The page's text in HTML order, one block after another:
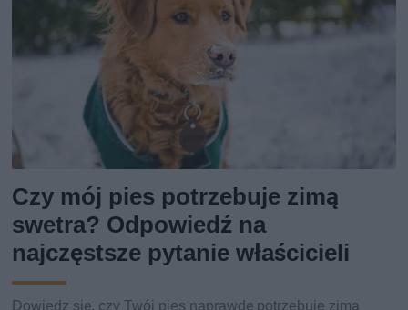
Czy mój pies potrzebuje zimą
swetra? Odpowiedź na
najczęstsze pytanie właścicieli
Dowiedz się, czy Twój pies naprawdę potrzebuje zimą